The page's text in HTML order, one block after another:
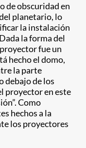
de obscuridad en
planetario, lo
la instalación
la forma del
fue un
hecho el domo,
la parte
debajo de los
proyector en este
Como
hechos a la
los proyectores